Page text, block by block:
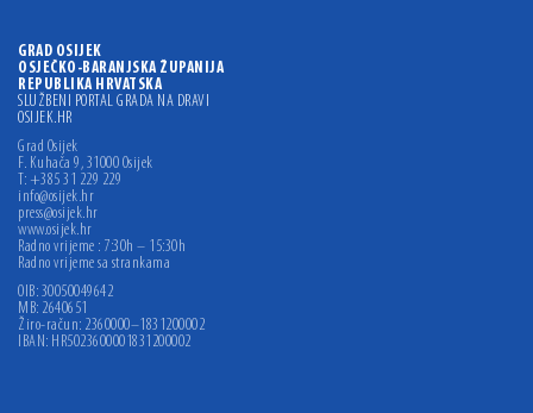
GRAD OSIJEK
OSJEČKO-BARANJSKA ŽUPANIJA
REPUBLIKA HRVATSKA
SLUŽBENI PORTAL GRADA NA DRAVI
OSIJEK.HR
Grad Osijek
F. Kuhača 9, 31000 Osijek
T: +385 31 229 229
info@osijek.hr
press@osijek.hr
www.osijek.hr
Radno vrijeme : 7:30h – 15:30h
Radno vrijeme sa strankama
OIB: 30050049642
MB: 2640651
Žiro-račun: 2360000–1831200002
IBAN: HR5023600001831200002